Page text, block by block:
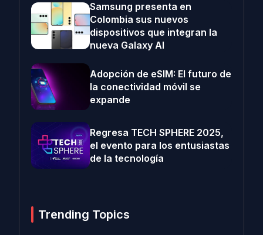
Samsung presenta en
Colombia sus nuevos
dispositivos que integran la
nueva Galaxy AI
Adopción de eSIM: El futuro de
la conectividad móvil se
expande
Regresa TECH SPHERE 2025,
el evento para los entusiastas
de la tecnología
Trending Topics